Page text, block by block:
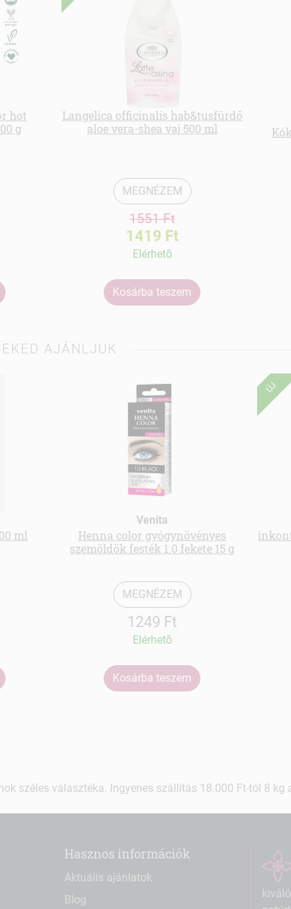
hot
g
Langelica officinalis hab&tusfürdő
aloe vera-shea vaj 500 ml
MEGNÉZEM
1551 Ft
1419 Ft
Elérhetõ
Kosárba teszem
AJÁNLJUK
ml
Venita
Henna color gyógynövényes
szemöldök festék 1.0 fekete 15 g
MEGNÉZEM
1249 Ft
Elérhetõ
Kosárba teszem
ÚJ
széles választéka. Ingyenes szállítás 18.000 Ft-tól 8 kg
Hasznos információk
Aktuális ajánlatok
Blog